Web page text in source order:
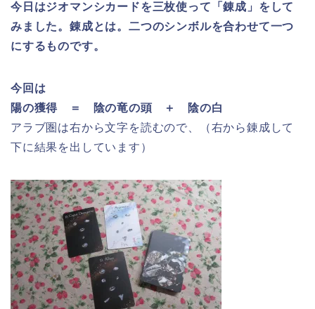
今日はジオマンシカードを三枚使って「錬成」をして
みました。 錬成とは。二つのシンボルを合わせて一つ
にするものです。
今回は
陽の獲得 ＝ 陰の竜の頭 ＋ 陰の白
アラブ圏は右から文字を読むので、（右から錬成して
下に結果を出しています）